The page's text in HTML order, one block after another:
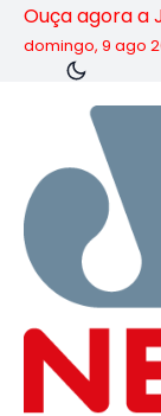
Ouça agora a
domingo, 9 ago